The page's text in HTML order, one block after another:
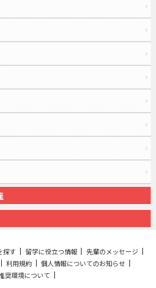
探す 留学に役立つ情報
先輩のメッセージ
利用規約
個人情報についてのお知らせ
奨環境について